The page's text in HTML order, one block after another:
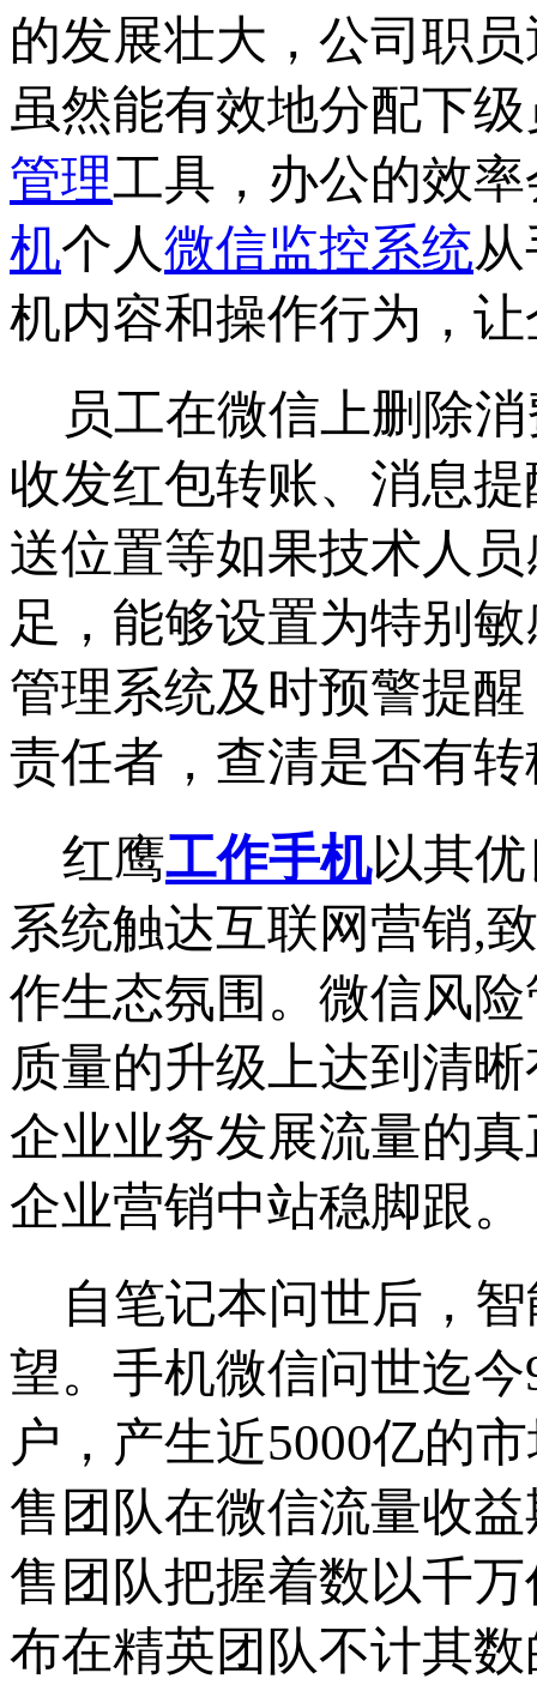
的发展壮大，公司职
虽然能有效地分配下
管理工具，办公的效
机个人微信监控系统
机内容和操作行为，
员工在微信上删除消
收发红包转账、消息
送位置等如果技术人
足，能够设置为特别
管理系统及时预警提
责任者，查清是否有
红鹰工作手机以其
系统触达互联网营销,
作生态氛围。微信风
质量的升级上达到清
企业业务发展流量的
企业营销中站稳脚跟。
自笔记本问世后，智
望。手机微信问世迄
户，产生近5000亿的
售团队在微信流量收
售团队把握着数以千
布在精英团队不计其